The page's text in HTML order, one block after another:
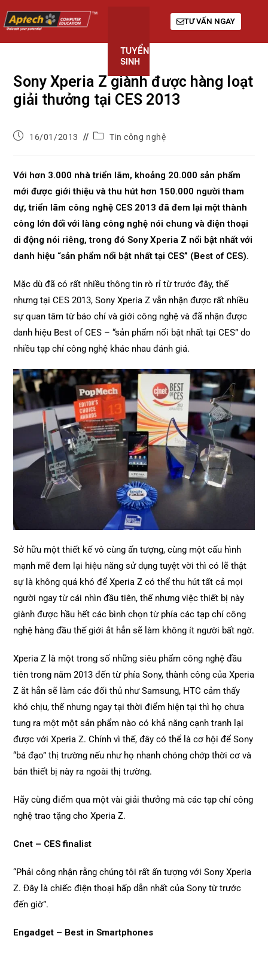
TUYỂN
SINH
TƯ VẤN NGAY
Sony Xperia Z giành được hàng loạt
giải thưởng tại CES 2013
16/01/2013 Tin công nghệ
Với hơn 3.000 nhà triển lãm, khoảng 20.000 sản phẩm
mới được giới thiệu và thu hút hơn 150.000 người tham
dự, triển lãm công nghệ CES 2013 đã đem lại một thành
công lớn đối với làng công nghệ nói chung và điện thoại
di động nói riêng, trong đó Sony Xperia Z nổi bật nhất với
danh hiệu “sản phẩm nổi bật nhất tại CES” (Best of CES).
Mặc dù đã có rất nhiều thông tin rò rỉ từ trước đây, thế
nhưng tại CES 2013, Sony Xperia Z vẫn nhận được rất nhiều
sự quan tâm từ báo chí và giới công nghệ và đã nhận được
danh hiệu Best of CES – “sản phẩm nổi bật nhất tại CES” do
nhiều tạp chí công nghệ khác nhau đánh giá.
Sở hữu một thiết kế vô cùng ấn tượng, cùng một cấu hình
mạnh mẽ đem lại hiệu năng sử dụng tuyệt vời thì có lẽ thật
sự là không quá khó để Xperia Z có thể thu hút tất cả mọi
người ngay từ cái nhìn đầu tiên, thế nhưng việc thiết bị này
giành được hầu hết các bình chọn từ phía các tạp chí công
nghệ hàng đầu thế giới ắt hẳn sẽ làm không ít người bất ngờ.
Xperia Z là một trong số những siêu phẩm công nghệ đầu
tiên trong năm 2013 đến từ phía Sony, thành công của Xperia
Z ắt hẳn sẽ làm các đối thủ như Samsung, HTC cảm thấy
khó chịu, thế nhưng ngay tại thời điểm hiện tại thì họ chưa
tung ra một một sản phẩm nào có khả năng cạnh tranh lại
được với Xperia Z. Chính vì thế, đây có thể là cơ hội để Sony
“bá đạo” thị trường nếu như họ nhanh chóng chớp thời cơ và
bán thiết bị này ra ngoài thị trường.
Hãy cùng điểm qua một vài giải thưởng mà các tạp chí công
nghệ trao tặng cho Xperia Z.
Cnet – CES finalist
“Phải công nhận rằng chúng tôi rất ấn tượng với Sony Xperia
Z. Đây là chiếc điện thoại hấp dẫn nhất của Sony từ trước
đến giờ”.
Engadget – Best in Smartphones